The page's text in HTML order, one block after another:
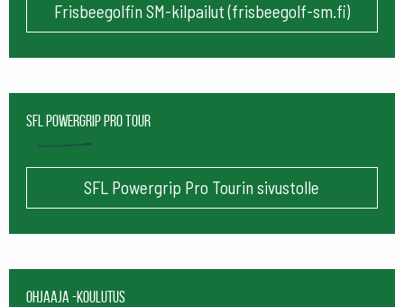
Frisbeegolfin SM-kilpailut (frisbeegolf-sm.fi)
SFL Powergrip Pro Tour
SFL Powergrip Pro Tourin sivustolle
Ohjaaja -koulutus